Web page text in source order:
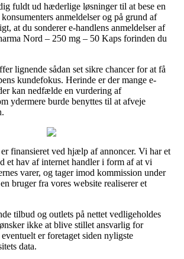
fuldt ud hæderlige løsninger til at bese en
anmeldelser og på grund af
at du sonderer e-handlens anmeldelser af
Nord – 250 mg – 50 Kaps forinden du
lignende sådan set sikre chancer for at få
kundefokus. Herinde er der mange e-
kan nedfælde en vurdering af
ydermere burde benyttes til at afveje
finansieret ved hjælp af annoncer. Vi har et
et hav af internet handler i form af at vi
varer, og tager imod kommission under
bruger fra vores website realiserer et
tilbud og outlets på nettet vedligeholdes
ikke at blive stillet ansvarlig for
er foretaget siden nyligste
data.